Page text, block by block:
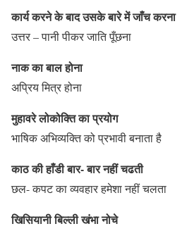
कार्य करने के बाद उसके बारे में जाँच करना
उत्तर – पानी पीकर जाति पूँछना
नाक का बाल होना
अप्रिय मित्र होना
मुहावरे लोकोक्ति का प्रयोग
भाषिक अभिव्यक्ति को प्रभावी बनाता है
काठ की हाँडी बार- बार नहीं चढती
छल- कपट का व्यवहार हमेशा नहीं चलता
खिसियानी बिल्ली खंभा नोचे